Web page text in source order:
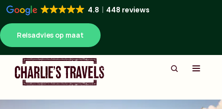
4.8 448 reviews
Reisadvies op maat